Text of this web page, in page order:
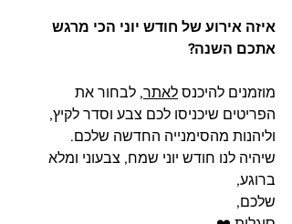
איזה אירוע של חודש יוני הכי מרגש
אתכם השנה?
מוזמנים להיכנס לאתר, לבחור את
הפריטים שיכניסו לכם צבע וסדר לקיץ,
וליהנות מהסימנייה החדשה שלכם.
שיהיה לנו חודש יוני שמח, צבעוני ומלא
ברוגע,
שלכם,